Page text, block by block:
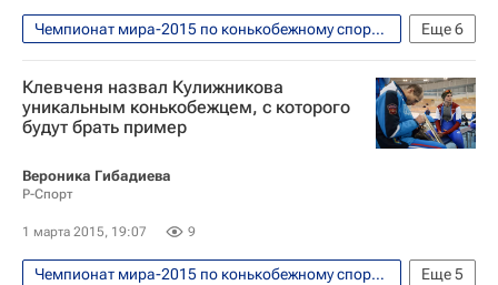
Еще6
Чемпионат мира-2015 по конькобежному спорту в спринтерском многоборье. Астана, 28 февраля - 1 марта
Фото
Конькобежный спорт
Ольга Фаткулина
Павел Кулижников
Клевченя назвал Кулижникова
уникальным конькобежцем, с которого
будут брать пример
Вероника Гибадиева
Р-Спорт
1 марта 2015, 19:07 9
Еще5
Чемпионат мира-2015 по конькобежному спорту в спринтерском многоборье. Астана, 28 февраля - 1 марта